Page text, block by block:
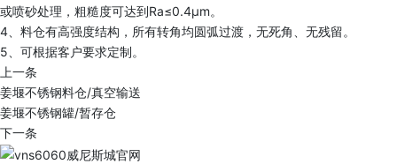
或喷砂处理，粗糙度可达到Ra≤0.4μm。
4、料仓有高强度结构，所有转角均圆弧过渡，无死角、无残留。
5、可根据客户要求定制。
上一条
姜堰不锈钢料仓/真空输送
姜堰不锈钢罐/暂存仓
下一条